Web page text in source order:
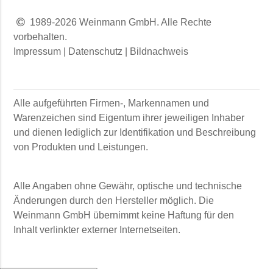
1989-2026 Weinmann GmbH. Alle Rechte
vorbehalten.
Impressum
Datenschutz Bildnachweis
Alle aufgeführten Firmen-, Markennamen und
Warenzeichen sind Eigentum ihrer jeweiligen Inhaber
und dienen lediglich zur Identifikation und Beschreibung
von Produkten und Leistungen.
Alle Angaben ohne Gewähr, optische und technische
Änderungen durch den Hersteller möglich. Die
Weinmann GmbH übernimmt keine Haftung für den
Inhalt verlinkter externer Internetseiten.